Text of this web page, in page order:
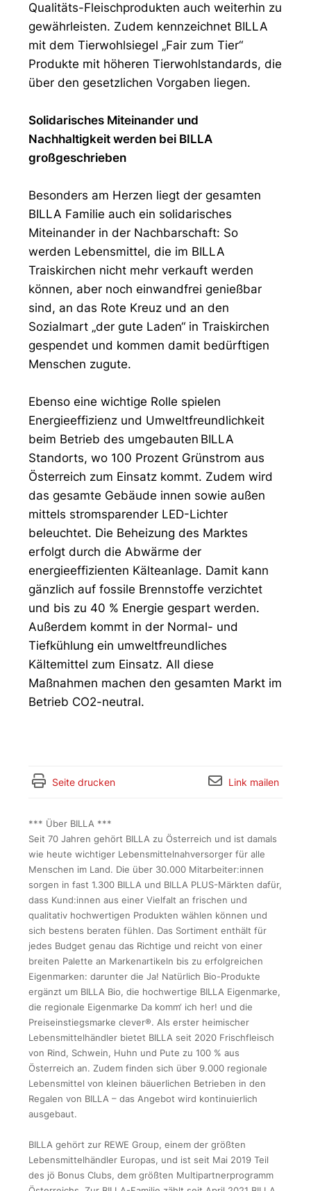
Qualitäts-Fleischprodukten auch weiterhin zu
gewährleisten. Zudem kennzeichnet BILLA
mit dem Tierwohlsiegel „Fair zum Tier“
Produkte mit höheren Tierwohlstandards, die
über den gesetzlichen Vorgaben liegen.
Solidarisches Miteinander und
Nachhaltigkeit werden bei BILLA
großgeschrieben
Besonders am Herzen liegt der gesamten
BILLA Familie auch ein solidarisches
Miteinander in der Nachbarschaft: So
werden Lebensmittel, die im BILLA
Traiskirchen nicht mehr verkauft werden
können, aber noch einwandfrei genießbar
sind, an das Rote Kreuz und an den
Sozialmart „der gute Laden“ in Traiskirchen
gespendet und kommen damit bedürftigen
Menschen zugute.
Ebenso eine wichtige Rolle spielen
Energieeffizienz und Umweltfreundlichkeit
beim Betrieb des umgebauten BILLA
Standorts, wo 100 Prozent Grünstrom aus
Österreich zum Einsatz kommt. Zudem wird
das gesamte Gebäude innen sowie außen
mittels stromsparender LED-Lichter
beleuchtet. Die Beheizung des Marktes
erfolgt durch die Abwärme der
energieeffizienten Kälteanlage. Damit kann
gänzlich auf fossile Brennstoffe verzichtet
und bis zu 40 % Energie gespart werden.
Außerdem kommt in der Normal- und
Tiefkühlung ein umweltfreundliches
Kältemittel zum Einsatz. All diese
Maßnahmen machen den gesamten Markt im
Betrieb CO2-neutral.
Seite drucken Link mailen
*** Über BILLA ***
Seit 70 Jahren gehört BILLA zu Österreich und ist damals
wie heute wichtiger Lebensmittelnahversorger für alle
Menschen im Land. Die über 30.000 Mitarbeiter:innen
sorgen in fast 1.300 BILLA und BILLA PLUS-Märkten dafür,
dass Kund:innen aus einer Vielfalt an frischen und
qualitativ hochwertigen Produkten wählen können und
sich bestens beraten fühlen. Das Sortiment enthält für
jedes Budget genau das Richtige und reicht von einer
breiten Palette an Markenartikeln bis zu erfolgreichen
Eigenmarken: darunter die Ja! Natürlich Bio-Produkte
ergänzt um BILLA Bio, die hochwertige BILLA Eigenmarke,
die regionale Eigenmarke Da komm‘ ich her! und die
Preiseinstiegsmarke clever®. Als erster heimischer
Lebensmittelhändler bietet BILLA seit 2020 Frischfleisch
von Rind, Schwein, Huhn und Pute zu 100 % aus
Österreich an. Zudem finden sich über 9.000 regionale
Lebensmittel von kleinen bäuerlichen Betrieben in den
Regalen von BILLA – das Angebot wird kontinuierlich
ausgebaut.
BILLA gehört zur REWE Group, einem der größten
Lebensmittelhändler Europas, und ist seit Mai 2019 Teil
des jö Bonus Clubs, dem größten Multipartnerprogramm